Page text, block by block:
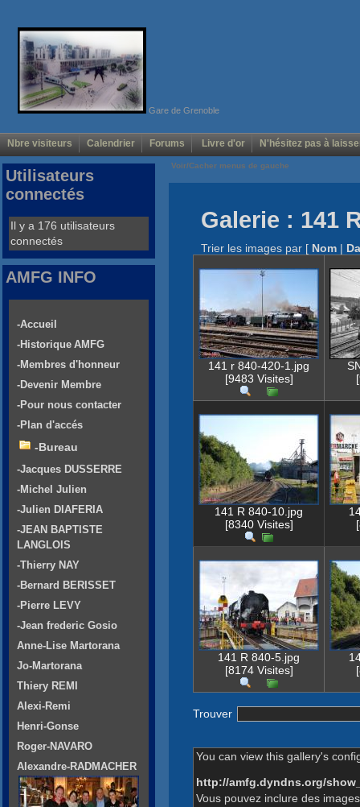
Gare de Grenoble
Nbre visiteurs Calendrier Forums Livre d'or N'hésitez pas à
Voir/Cacher menus de gauche
Galerie : 141
Trier les images par [ Nom |
141 r 840-420-1.jpg
[9483 Visites]
141 R 840-10.jpg
[8340 Visites]
141 R 840-5.jpg
[8174 Visites]
Trouver
You can view this gallery's
http://amfg.dyndns.org/
Vous pouvez inclure des
Utilisateurs
connectés
Il y a 176 utilisateurs
connectés
AMFG INFO
-Accueil
-Historique AMFG
-Membres d'honneur
-Devenir Membre
-Pour nous contacter
-Plan d'accés
-Bureau
-Jacques DUSSERRE
-Michel Julien
-Julien DIAFERIA
-JEAN BAPTISTE
LANGLOIS
-Thierry NAY
-Bernard BERISSET
-Pierre LEVY
-Jean frederic Gosio
Anne-Lise Martorana
Jo-Martorana
Thiery REMI
Alexi-Remi
Henri-Gonse
Roger-NAVARO
Alexandre-RADMACHER